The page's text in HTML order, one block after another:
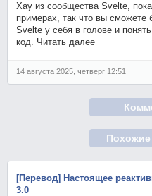
Хау из сообщества Svelte,
примерах, так что вы сможете
Svelte у себя в голове и
код. Читать далее
14 августа 2025, четверг 12:51
[Перевод] Настоящее
3.0